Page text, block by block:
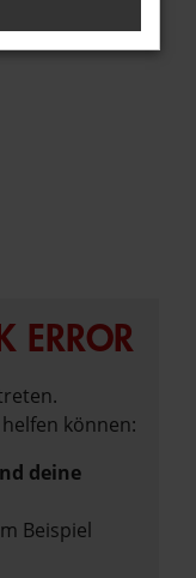
und Aber“.
ERROR
können:
deine
Beispiel